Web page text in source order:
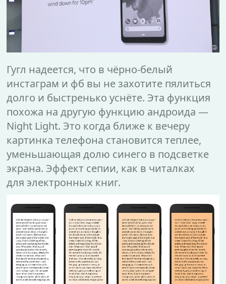
Гугл надеется, что в чёрно-белый
инстаграм и фб вы не захотите пялиться
долго и быстренько уснёте. Эта функция
похожа на другую функцию андроида —
Night Light. Это когда ближе к вечеру
картинка телефона становится теплее,
уменьшающая долю синего в подсветке
экрана. Эффект сепии, как в читалках
для электронных книг.